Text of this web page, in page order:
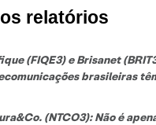
relatórios
(FIQE3) e Brisanet
brasileiras
(NTCO3): Não é